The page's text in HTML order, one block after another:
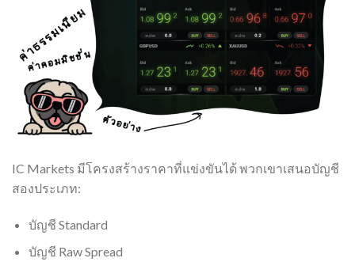
IC Markets มีโครงสร้างราคาที่แข่งขันได้ พวกเขาเสนอบัญชี
สองประเภท:
บัญชี Standard
บัญชี Raw Spread